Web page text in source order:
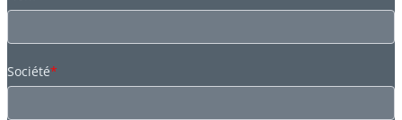
Société*